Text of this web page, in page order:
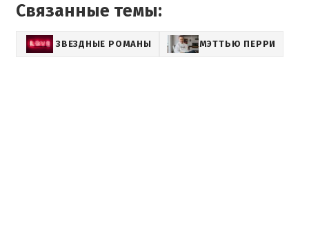
Связанные темы:
ЗВЕЗДНЫЕ РОМАНЫ МЭТТЬЮ ПЕРРИ